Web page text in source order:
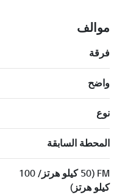
موالف
فرقة
واضح
نوع
المحطة السابقة
FM (50 كيلو هرتز/ 100
كيلو هرتز)